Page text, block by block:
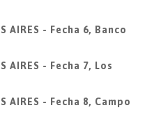
AIRES - Fecha 6, Banco
AIRES - Fecha 7, Los
AIRES - Fecha 8, Campo